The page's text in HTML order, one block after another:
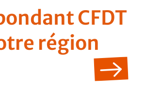
CFDT
région